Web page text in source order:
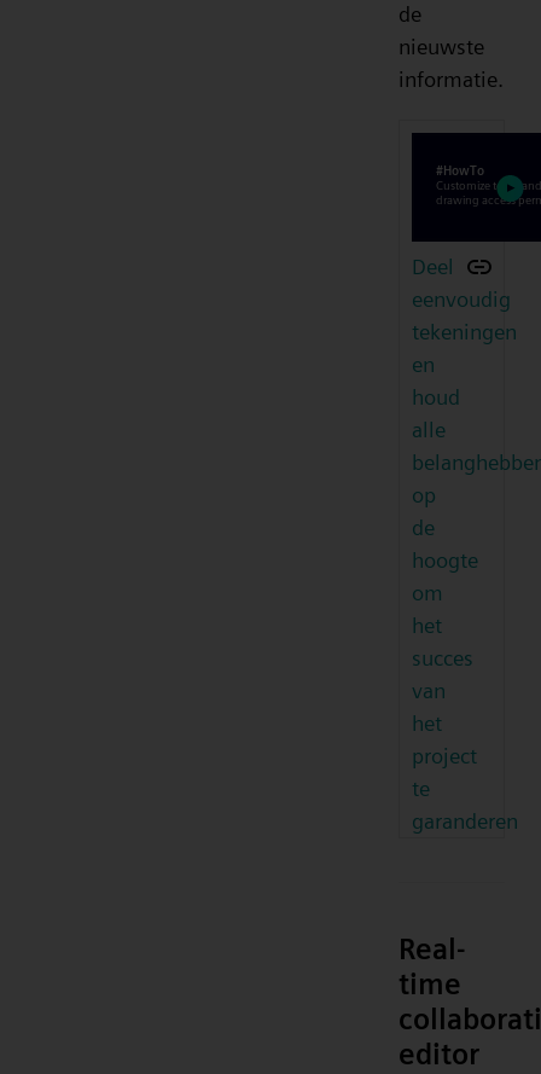
de
nieuwste
informatie.
Deel
eenvoudig
tekeningen
en
houd
alle
op
de
hoogte
om
het
succes
van
het
project
te
garanderen
Real-
time
editor